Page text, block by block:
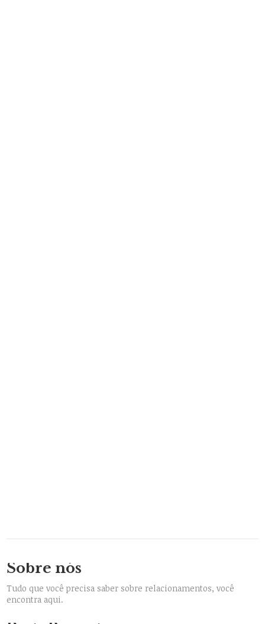
Sobre nós
Tudo que você precisa saber sobre relacionamentos, você
encontra aqui.